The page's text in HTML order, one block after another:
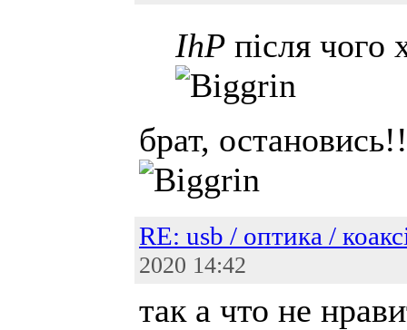
IhP після чого
брат,
RE: usb / оптика /
2020 14:42
так а что не